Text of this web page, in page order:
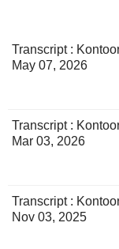
Transcript :
May 07, 2026
Transcript :
Mar 03, 2026
Transcript :
Nov 03, 2025